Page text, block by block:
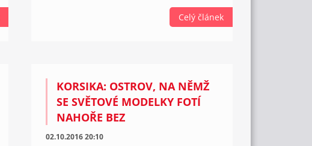
Celý článek
KORSIKA: OSTROV, NA NĚMŽ
SE SVĚTOVÉ MODELKY FOTÍ
NAHOŘE BEZ
02.10.2016 20:10